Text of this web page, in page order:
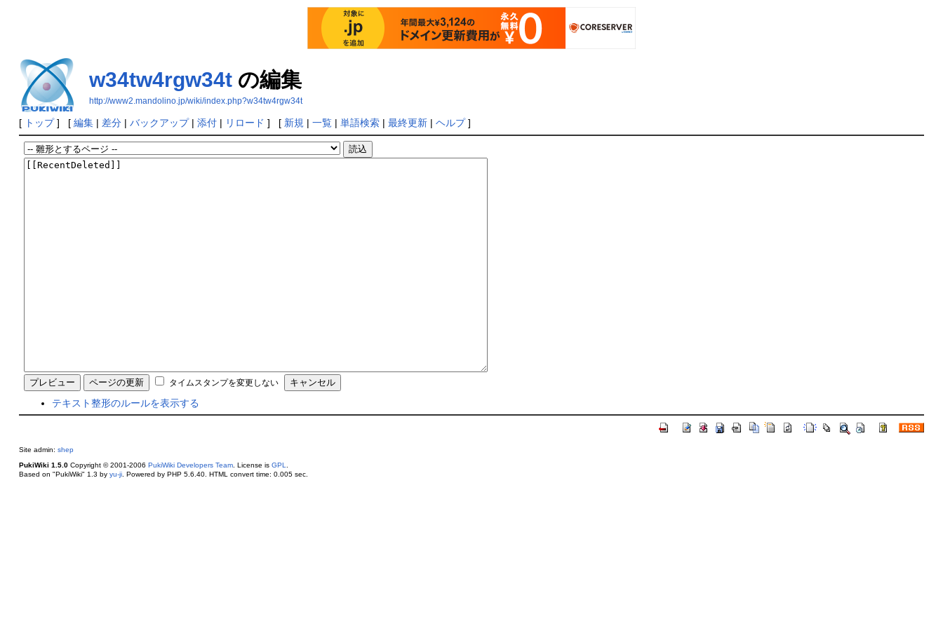
w34tw4rgw34tの編集
http://www2.mandolino.jp/wiki/index.php?w34tw4rgw34t
[ トップ] [ 編集| 差分| バックアップ| 添付| リロード ] [ 新規 | 一覧| 単語検索| 最終更新| ヘルプ]
タイムスタンプを変更しない
テキスト整形のルールを表示する
Site admin: shep
PukiWiki 1.5.0Copyright © 2001-2006 PukiWiki Developers Team. License is GPL
Based on "PukiWiki" 1.3 by yu-ji. Powered by PHP 5.6.40. HTML convert time: 0.005 sec.